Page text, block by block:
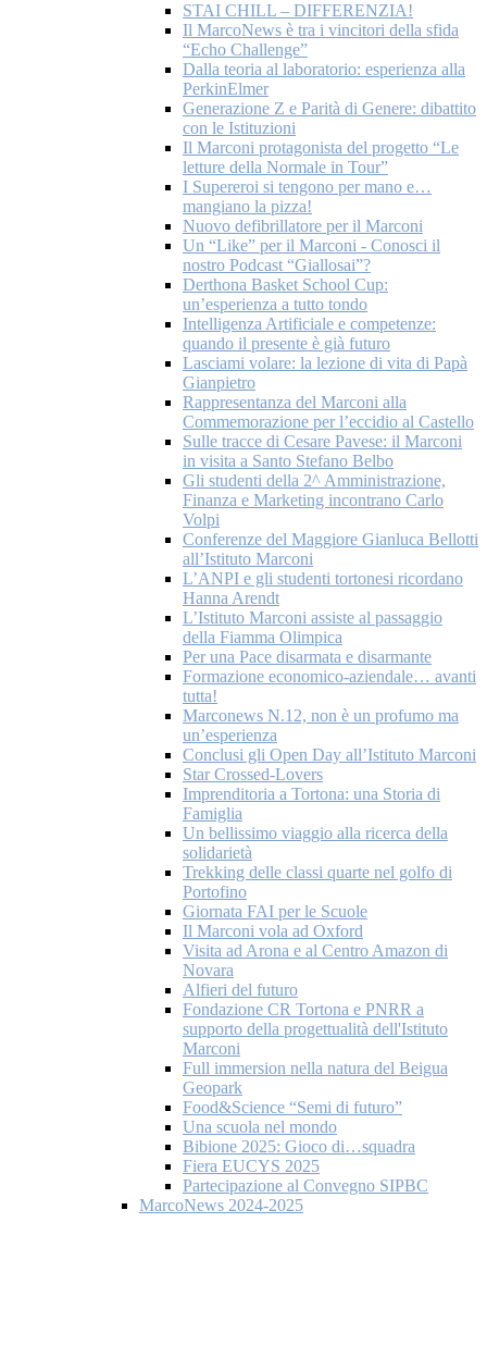
STAI CHILL – DIFFERENZIA!
Il MarcoNews è tra i vincitori della sfida
“Echo Challenge”
Dalla teoria al laboratorio: esperienza alla
PerkinElmer
Generazione Z e Parità di Genere: dibattito
con le Istituzioni
Il Marconi protagonista del progetto “Le
letture della Normale in Tour”
I Supereroi si tengono per mano e…
mangiano la pizza!
Nuovo defibrillatore per il Marconi
Un “Like” per il Marconi - Conosci il
nostro Podcast “Giallosai”?
Derthona Basket School Cup:
un’esperienza a tutto tondo
Intelligenza Artificiale e competenze:
quando il presente è già futuro
Lasciami volare: la lezione di vita di Papà
Gianpietro
Rappresentanza del Marconi alla
Commemorazione per l’eccidio al Castello
Sulle tracce di Cesare Pavese: il Marconi
in visita a Santo Stefano Belbo
Gli studenti della 2^ Amministrazione,
Finanza e Marketing incontrano Carlo
Volpi
Conferenze del Maggiore Gianluca Bellotti
all’Istituto Marconi
L’ANPI e gli studenti tortonesi ricordano
Hanna Arendt
L’Istituto Marconi assiste al passaggio
della Fiamma Olimpica
Per una Pace disarmata e disarmante
Formazione economico-aziendale… avanti
tutta!
Marconews N.12, non è un profumo ma
un’esperienza
Conclusi gli Open Day all’Istituto Marconi
Star Crossed-Lovers
Imprenditoria a Tortona: una Storia di
Famiglia
Un bellissimo viaggio alla ricerca della
solidarietà
Trekking delle classi quarte nel golfo di
Portofino
Giornata FAI per le Scuole
Il Marconi vola ad Oxford
Visita ad Arona e al Centro Amazon di
Novara
Alfieri del futuro
Fondazione CR Tortona e PNRR a
supporto della progettualità dell'Istituto
Marconi
Full immersion nella natura del Beigua
Geopark
Food&Science “Semi di futuro”
Una scuola nel mondo
Bibione 2025: Gioco di…squadra
Fiera EUCYS 2025
Partecipazione al Convegno SIPBC
MarcoNews 2024-2025